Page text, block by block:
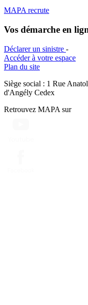
MAPA recrute
Vos démarche en
Déclarer un sinistre -
Accéder à votre espace
Plan du site
Siège social : 1 Rue
d'Angély Cedex
Retrouvez MAPA sur